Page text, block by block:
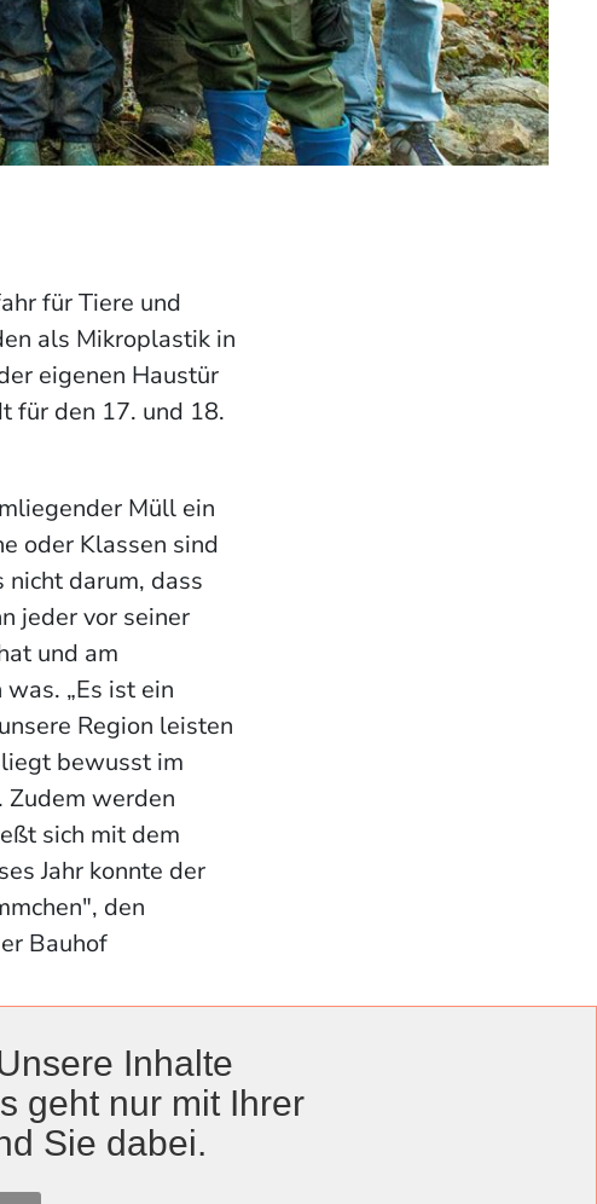
für Tiere und
als Mikroplastik in
eigenen Haustür
für den 17. und 18.
Müll ein
oder Klassen sind
darum, dass
jeder vor seiner
und am
„Es ist ein
Region leisten
bewusst im
Zudem werden
sich mit dem
Jahr konnte der
den
Bauhof
Inhalte
geht nur mit Ihrer
Sie dabei.